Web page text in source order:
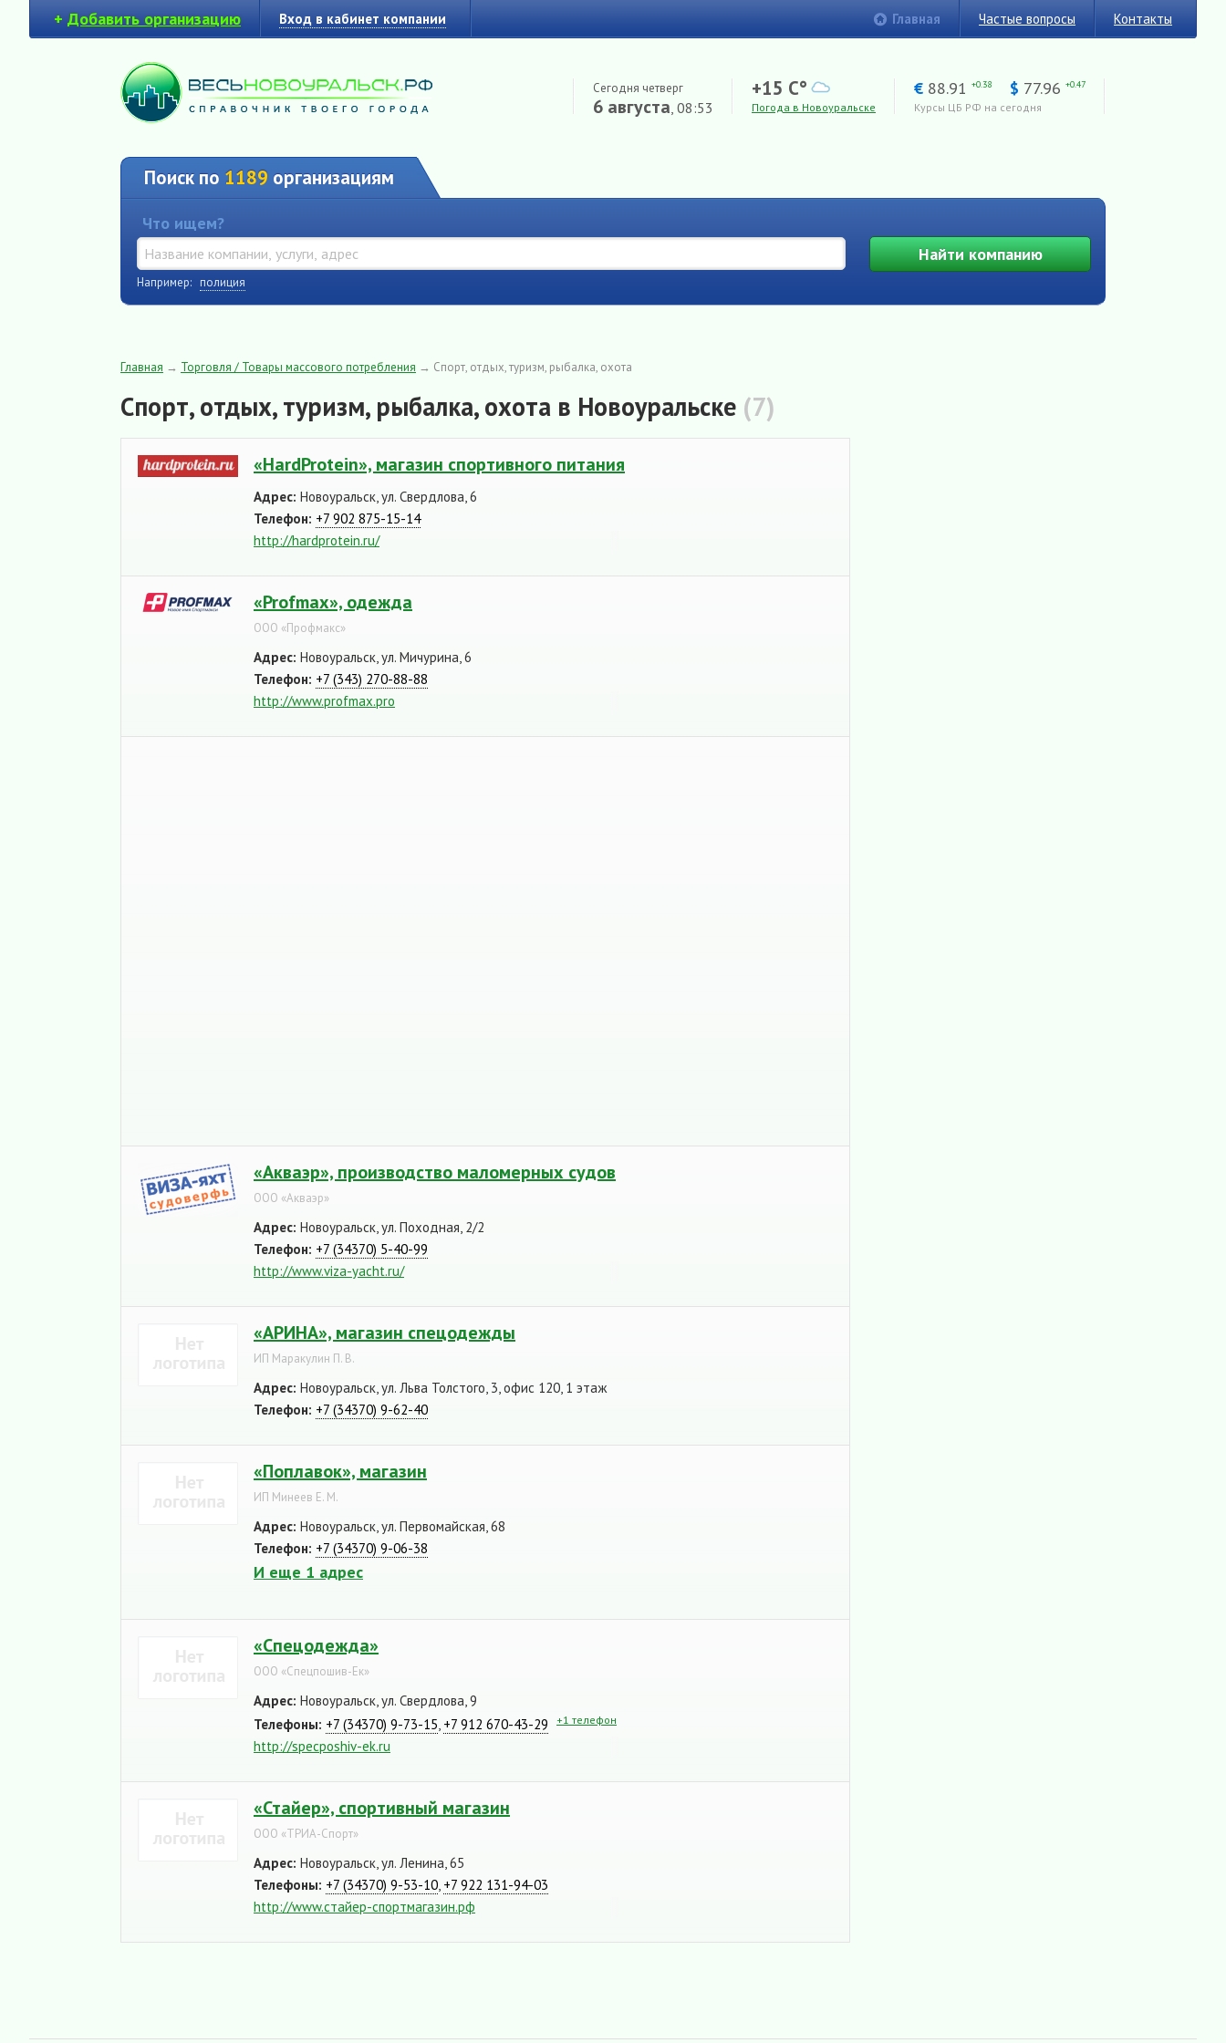
+ Добавить организацию Вход в кабинет компании Главная Частые вопросы Контакты
Сегодня четверг
6 августа, 08:53
+15 C°
Погода в Новоуральске
€ 88.91 +0.38 $ 77.96 +0.47
Курсы ЦБ РФ на сегодня
Поиск по 1189 организациям
Что ищем?
Найтикомпанию
Например: полиция
Главная → Торговля / Товары массового потребления → Спорт, отдых, туризм, рыбалка, охота
Спорт, отдых, туризм, рыбалка, охота в Новоуральске (7)
«HardProtein», магазин спортивного питания
Адрес: Новоуральск, ул. Свердлова, 6
Телефон: +7 902 875-15-14
http://hardprotein.ru/
«Profmax», одежда
ООО «Профмакс»
Адрес: Новоуральск, ул. Мичурина, 6
Телефон: +7 (343) 270-88-88
http://www.profmax.pro
«Акваэр», производство маломерных судов
ООО «Акваэр»
Адрес: Новоуральск, ул. Походная, 2/2
Телефон: +7 (34370) 5-40-99
http://www.viza-yacht.ru/
«АРИНА», магазин спецодежды
ИП Маракулин П. В.
Адрес: Новоуральск, ул. Льва Толстого, 3, офис 120, 1 этаж
Телефон: +7 (34370) 9-62-40
«Поплавок», магазин
ИП Минеев Е. М.
Адрес: Новоуральск, ул. Первомайская, 68
Телефон: +7 (34370) 9-06-38
И еще 1 адрес
«Спецодежда»
ООО «Спецпошив-Ек»
Адрес: Новоуральск, ул. Свердлова, 9
Телефоны: +7 (34370) 9-73-15 +7 912 670-43-29 +1 телефон
http://specposhiv-ek.ru
«Стайер», спортивный магазин
ООО «ТРИА-Спорт»
Адрес: Новоуральск, ул. Ленина, 65
Телефоны: +7 (34370) 9-53-10 +7 922 131-94-03
http://www.стайер-спортмагазин.рф